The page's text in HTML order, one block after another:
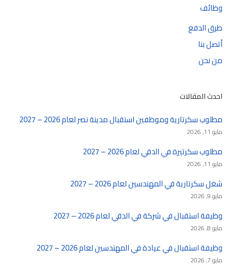
وظائف
طرق الدفع
أتصل بنا
من نحن
احدث المقالات
مطلوب سكرتارية وموظفين استقبال مدينة نصر لعام 2026 – 2027
مايو 11, 2026
مطلوب سكرتيرة في الدقي لعام 2026 – 2027
مايو 11, 2026
شغل سكرتارية في المهندسين لعام 2026 – 2027
مايو 9, 2026
وظيفة استقبال في شركة في الدقي لعام 2026 – 2027
مايو 8, 2026
وظيفة استقبال في عيادة في المهندسين لعام 2026 – 2027
مايو 7, 2026